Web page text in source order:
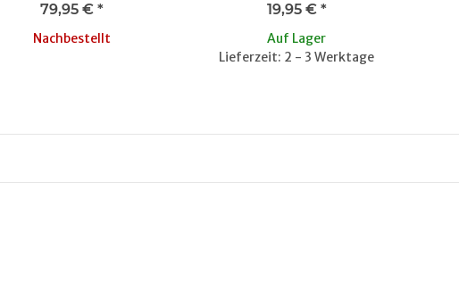
79,95 € *
Nachbestellt
19,95 € *
Auf Lager
Lieferzeit: 2 - 3 Werktage